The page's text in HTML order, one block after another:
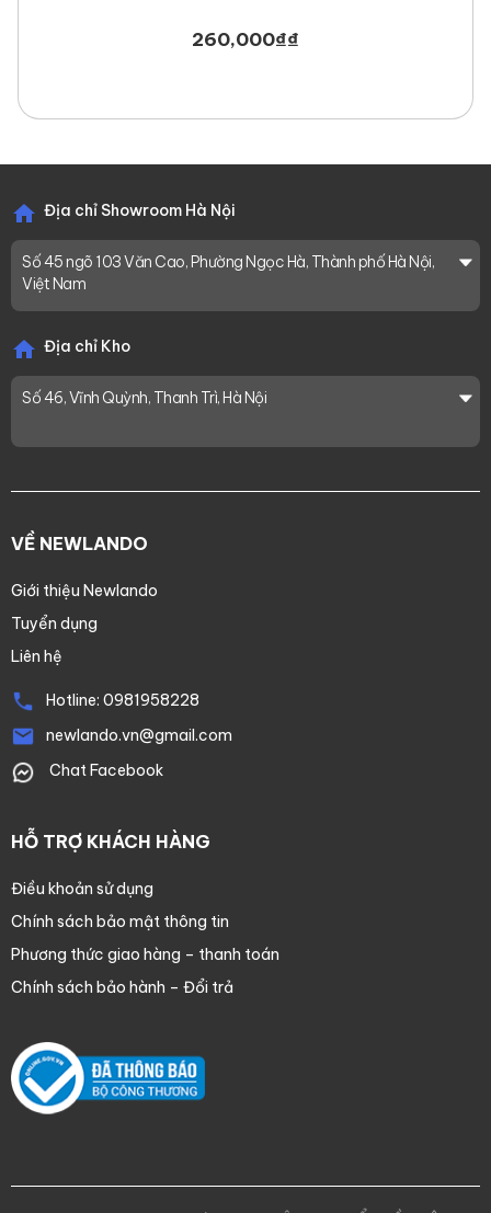
260,000₫₫
Địa chỉ Showroom Hà Nội
Số 45 ngõ 103 Văn Cao, Phường Ngọc Hà, Thành phố Hà Nội,
Việt Nam
Địa chỉ Kho
Số 46, Vĩnh Quỳnh, Thanh Trì, Hà Nội
VỀ NEWLANDO
Giới thiệu Newlando
Tuyển dụng
Liên hệ
Hotline: 0981958228
newlando.vn@gmail.com
Chat Facebook
HỖ TRỢ KHÁCH HÀNG
Điều khoản sử dụng
Chính sách bảo mật thông tin
Phương thức giao hàng – thanh toán
Chính sách bảo hành – Đổi trả